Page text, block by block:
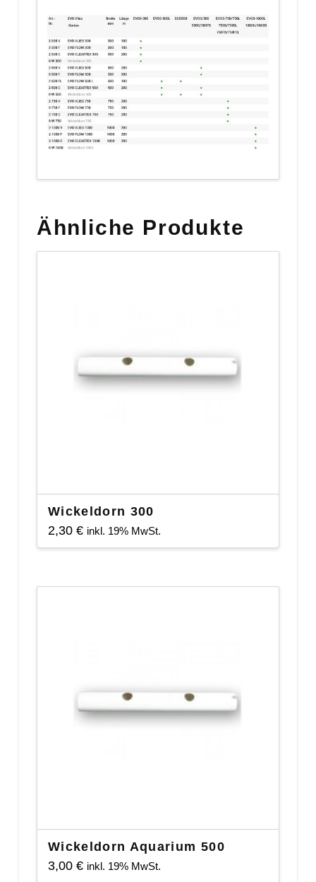
Ähnliche Produkte
Wickeldorn 300
2,30 € inkl. 19% MwSt.
Wickeldorn Aquarium 500
3,00 € inkl. 19% MwSt.